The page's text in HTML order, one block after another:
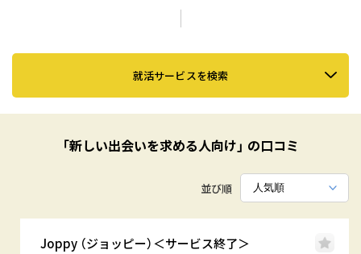
就活サービスを検索
「新しい出会いを求める人向け」 の口コミ
並び順
Joppy （ジョッピー）＜サービス終了＞